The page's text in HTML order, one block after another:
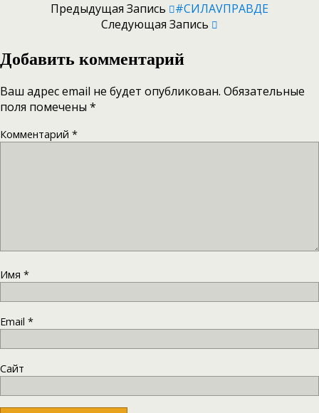
Предыдущая Запись
#СИЛАVПРАВДЕ
Следующая Запись
Добавить комментарий
Ваш адрес email не будет опубликован. Обязательные
поля помечены *
Комментарий *
Имя *
Email *
Сайт